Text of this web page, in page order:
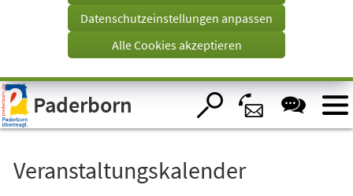
Visuelle
Assistenzsoftware
öffnen.
Tab)
Datenschutzeinstellungen anpassen
Alle Cookies akzeptieren
Paderborn
Veranstaltungskalender